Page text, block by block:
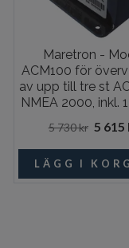
Maretron -
ACM100 för
av upp till tre st
NMEA 2000, inkl. 1
5 730 kr 5 615